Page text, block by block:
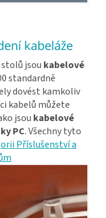
kabeláže
jsou kabelové
standardně
dovést kamkoliv
kabelů můžete
jsou kabelové
PC. Všechny tyto
Příslušenství a